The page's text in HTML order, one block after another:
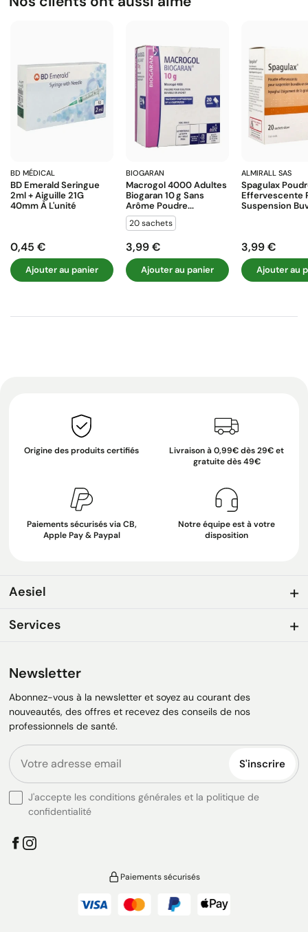
BD MÉDICAL
BD Emerald Seringue
2ml + Aiguille 21G
40mm À L'unité
Prix
0,45 €
Ajouter au panier
BIOGARAN
Macrogol 4000 Adultes
Biogaran 10 G Sans
Arôme Poudre...
20 sachets
Prix
3,99 €
Ajouter au panier
ALMIRALL SAS
Spagulax
Effervescente
Suspension
Prix
3,99 €
Ajouter au
Origine des produits certifiés
Livraison à 0,99€ dès 29€ et
gratuite dès 49€
Paiements sécurisés via CB,
Apple Pay & Paypal
Notre équipe est à votre
disposition
Aesiel
Services
Newsletter
Abonnez-vous à la newsletter et soyez au courant des
nouveautés, des offres et recevez des conseils de nos
professionnels de santé.
S'inscrire
J'accepte les conditions générales et la politique de
confidentialité
Paiements sécurisés